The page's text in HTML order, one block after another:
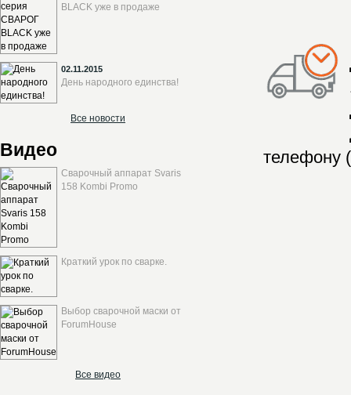
BLACK уже в продаже
02.11.2015
День народного единства!
Все новости
Видео
Сварочный аппарат Svaris
158 Kombi Promo
Краткий урок по сварке.
Выбор сварочной маски от
ForumHouse
Все видео
телефону